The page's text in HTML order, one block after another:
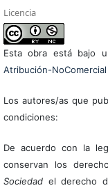
Licencia
Esta obra está bajo
Atribución-
Los autores/as que
condiciones:
De acuerdo con la
conservan los
Sociedadel derecho